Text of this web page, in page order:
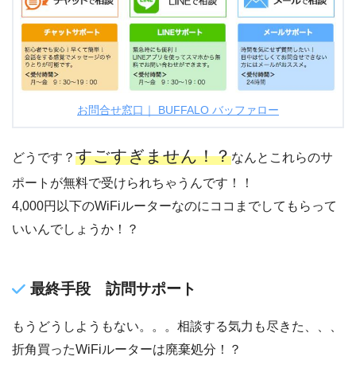
お問合せ窓口｜ BUFFALO バッファロー
どうです？ すごすぎません！？なんとこれらのサ
ポートが無料で受けられちゃうんです！！
4,000円以下のWiFiルーターなのにココまでしてもらって
いいんでしょうか！？
最終手段 訪問サポート
もうどうしようもない。。。相談する気力も尽きた、、、
折角買ったWiFiルーターは廃棄処分！？